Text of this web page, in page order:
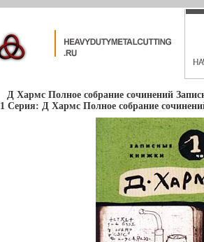
Д Хармс Полное собрание сочинений
1 Серия: Д Хармс Полное собрание